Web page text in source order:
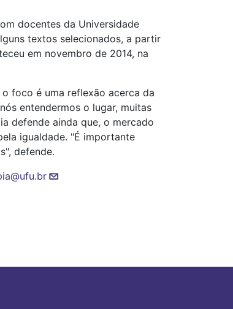
docentes da Universidade
textos selecionados, a partir
em novembro de 2014, na
foco é uma reflexão acerca da
entendermos o lugar, muitas
defende ainda que, o mercado
igualdade. "É importante
defende.